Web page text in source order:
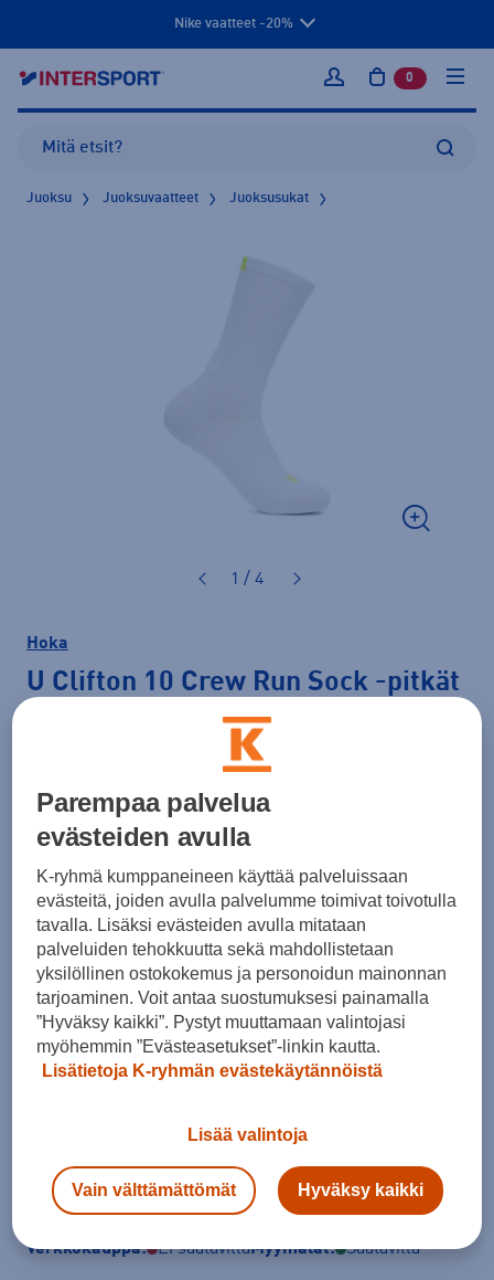
Nike vaatteet -20%
Kirjaudu sisään
0 tuotetta
Juoksu Juoksuvaatteet Juoksusukat
1 / 4
Hoka
U Clifton 10 Crew Run Sock -pitkät
Valkoinen
Koko
34 - 38 42 - 46 46 - 50
Kokotaulukko
Tarkista saatavuus ja tilaa myymälästä
Verkkokauppa: Ei saatavillaMyymälät: Saatavilla
Parempaa palvelua
evästeiden avulla
K-ryhmä kumppaneineen käyttää palveluissaan
evästeitä, joiden avulla palvelumme toimivat toivotulla
tavalla. Lisäksi evästeiden avulla mitataan
palveluiden tehokkuutta sekä mahdollistetaan
yksilöllinen ostokokemus ja personoidun mainonnan
tarjoaminen. Voit antaa suostumuksesi painamalla
”Hyväksy kaikki”. Pystyt muuttamaan valintojasi
myöhemmin ”Evästeasetukset”-linkin kautta.
Lisätietoja K-ryhmän evästekäytännöistä
Lisää valintoja
Vain välttämättömät Hyväksy kaikki